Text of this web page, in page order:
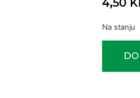
4,50
Na stanju